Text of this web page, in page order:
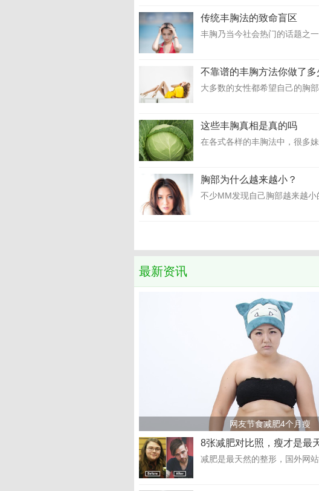
传统丰胸法的致命盲区
丰胸乃当今社会热门的话题之
不靠谱的丰胸方法你做了多
大多数的女性都希望自己的胸
这些丰胸真相是真的吗
在各式各样的丰胸法中，很多
胸部为什么越来越小？
不少MM发现自己胸部越来越小
最新资讯
网友节食减肥4个月瘦
8张减肥对比照，瘦才是最
减肥是最天然的整形，国外网